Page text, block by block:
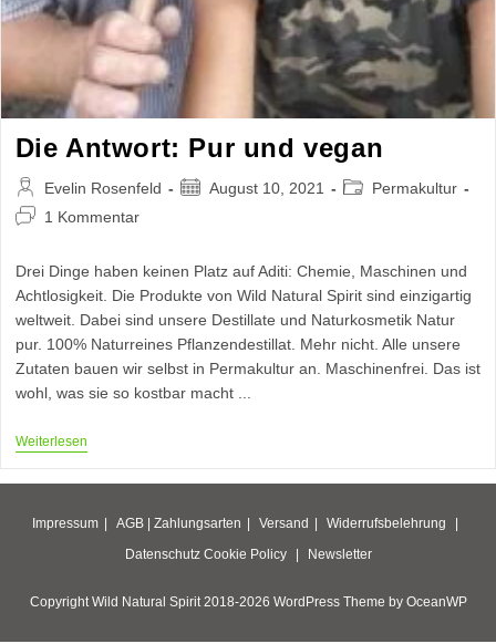
Die Antwort: Pur und vegan
Beitrags-
Autor:
Evelin Rosenfeld
BeitragAugust 10, 2021
Beitrags-Permakultur
Beitrags-1 Kommentar
Drei Dinge haben keinen Platz auf Aditi: Chemie, Maschinen und
Achtlosigkeit. Die Produkte von Wild Natural Spirit sind einzigartig
weltweit. Dabei sind unsere Destillate und Naturkosmetik Natur
pur. 100% Naturreines Pflanzendestillat. Mehr nicht. Alle unsere
Zutaten bauen wir selbst in Permakultur an. Maschinenfrei. Das ist
wohl, was sie so kostbar macht ...
WeiterlesenDie
Impressum AGB | Zahlungsarten Versand
Widerrufsbelehrung
Datenschutz Cookie Policy Newsletter
Copyright Wild Natural Spirit 2018-2026 WordPress Theme by OceanWP